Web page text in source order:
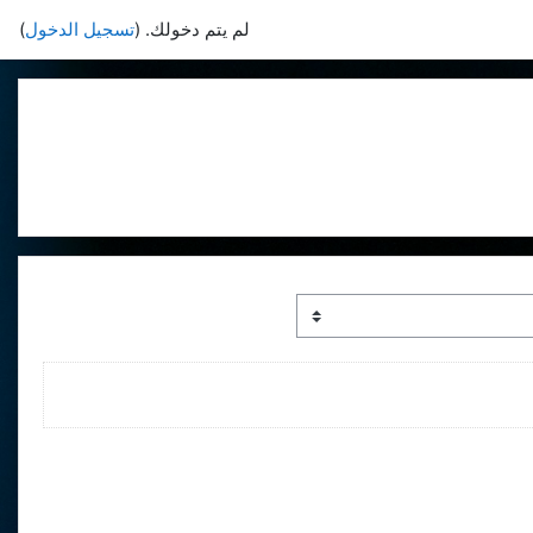
لم يتم دخولك. (تسجيل الدخول)